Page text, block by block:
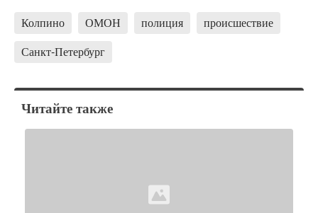
Колпино ОМОН полиция
происшествие
Санкт-Петербург
Читайте также